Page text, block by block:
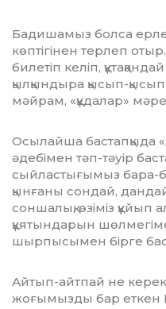
Бадишамыз болса
көптігінен терлеп
билетіп келіп,
қылқындыра қысып-
мәйрам, «құдалар»
Осылайша бастапқыда
әдебімен тәп-тәуір
сыйластығымыз бара-
қын­ғаны сондай,
соншалық, өзіміз құйып
құятындарын
шырпысымен бірге
Айтып-айтпай не
жоғымызды бар еткен